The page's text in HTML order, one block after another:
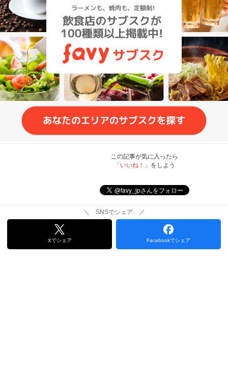
この記事が気に入ったら
「いいね！」 をしよう
＼ SNSでシェア ／
Xでシェア Facebookでシェア